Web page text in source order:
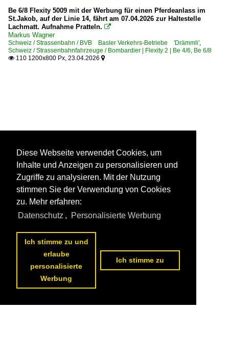
Be 6/8 Flexity 5009 mit der Werbung für einen Pferdeanlass im
St.Jakob, auf der Linie 14, fährt am 07.04.2026 zur Haltestelle
Lachmatt. Aufnahme Pratteln. 
Markus Wagner
Schweiz / Strassenbahn / BVB Basler Verkehrs-Betriebe 'Drämmli',
Schweiz / Strassenbahnfahrzeuge / Bombardier | Flexity 2 | Be 4/6, Be 6/8
 110 1200x800 Px, 23.04.2026 
Diese Webseite verwendet Cookies, um
Inhalte und Anzeigen zu personalisieren und
Zugriffe zu analysieren. Mit der Nutzung
stimmen Sie der Verwendung von Cookies
zu. Mehr erfahren:
Datenschutz , Personalisierte Werbung
Ich stimme zu und
erlaube
personalisierte
Werbung
Ich stimme zu